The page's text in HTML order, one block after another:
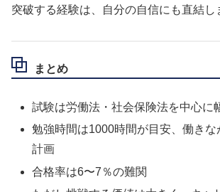
突破する経験は、自分の自信にも直結し
まとめ
試験は労働法・社会保険法を中心に
勉強時間は1000時間が目安、働き
計画
合格率は6〜7％の難関